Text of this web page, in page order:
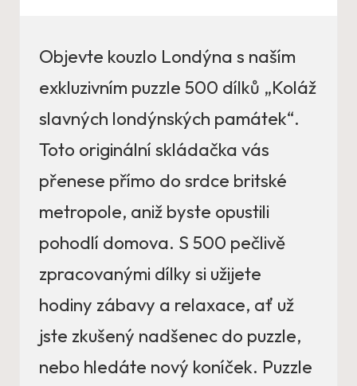
Objevte kouzlo Londýna s naším
exkluzivním puzzle 500 dílků „Koláž
slavných londýnských památek“.
Toto originální skládačka vás
přenese přímo do srdce britské
metropole, aniž byste opustili
pohodlí domova. S 500 pečlivě
zpracovanými dílky si užijete
hodiny zábavy a relaxace, ať už
jste zkušený nadšenec do puzzle,
nebo hledáte nový koníček. Puzzle